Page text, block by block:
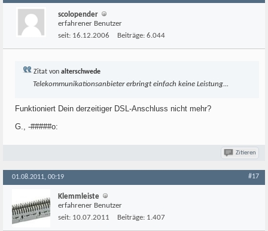
scolopender
erfahrener Benutzer
seit: 16.12.2006 Beiträge: 6.044
Zitat von alterschwede
Telekommunikationsanbieter erbringt einfach keine Leistung...
Funktioniert Dein derzeitiger DSL-Anschluss nicht mehr?
G., -#####o:
Zitieren
01.08.2011, 00:19 #17
Klemmleiste
erfahrener Benutzer
seit: 10.07.2011 Beiträge: 1.407